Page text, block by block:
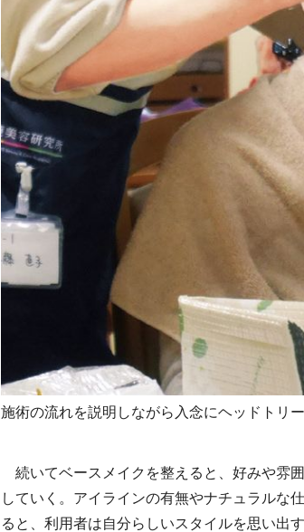
施術の流れを説明しながら入念にヘッドトリ
続いてベースメイクを整えると、好みや雰
していく。アイラインの有無やナチュラルな
ると、利用者は自分らしいスタイルを思い出